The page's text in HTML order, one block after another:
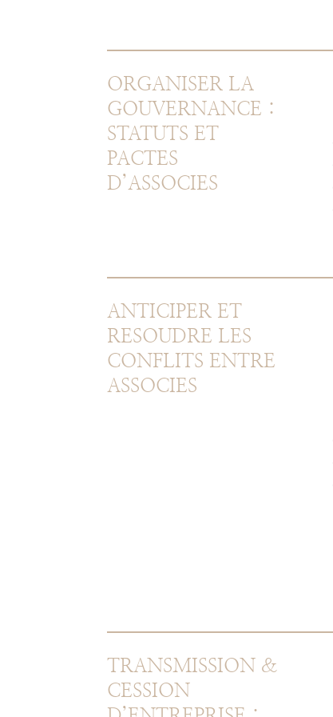
ORGANISER LA
GOUVERNANCE :
STATUTS ET
PACTES
D’ASSOCIES
ANTICIPER ET
RESOUDRE LES
CONFLITS ENTRE
ASSOCIES
TRANSMISSION &
CESSION